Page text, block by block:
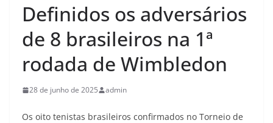
Definidos os adversários
de 8 brasileiros na 1ª
rodada de Wimbledon
28 de junho de 2025 admin
Os oito tenistas brasileiros confirmados no Torneio de